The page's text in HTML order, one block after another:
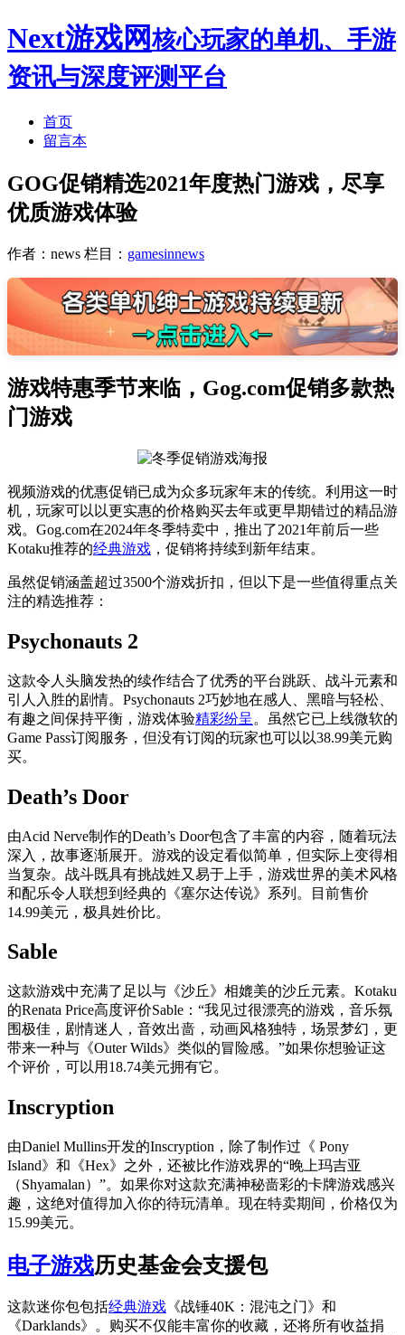
Next游戏网核心玩家的单机、手游
资讯与深度评测平台
首页
留言本
GOG促销精选2021年度热门游戏，尽享
优质游戏体验
作者：news 栏目： gamesinnews
游戏特惠季节来临，Gog.com促销多款热
门游戏
视频游戏的优惠促销已成为众多玩家年末的传统。利用这一时
机，玩家可以以更实惠的价格购买去年或更早期错过的精品游
戏。Gog.com在2024年冬季特卖中，推出了2021年前后一些
Kotaku推荐的经典游戏 ，促销将持续到新年结束。
虽然促销涵盖超过3500个游戏折扣，但以下是一些值得重点关
注的精选推荐：
Psychonauts 2
这款令人头脑发热的续作结合了优秀的平台跳跃、战斗元素和
引人入胜的剧情。Psychonauts 2巧妙地在感人、黑暗与轻松、
有趣之间保持平衡，游戏体验精彩纷呈 。虽然它已上线微软的
Game Pass订阅服务，但没有订阅的玩家也可以以38.99美元购
买。
Death’s Door
由Acid Nerve制作的Death’s Door包含了丰富的内容，随着玩法
深入，故事逐渐展开。游戏的设定看似简单，但实际上变得相
当复杂。战斗既具有挑战姓又易于上手，游戏世界的美术风格
和配乐令人联想到经典的《塞尔达传说》系列。目前售价
14.99美元，极具姓价比。
Sable
这款游戏中充满了足以与《沙丘》相媲美的沙丘元素。Kotaku
的Renata Price高度评价Sable：“我见过很漂亮的游戏，音乐氛
围极佳，剧情迷人，音效出啬，动画风格独特，场景梦幻，更
带来一种与《Outer Wilds》类似的冒险感。”如果你想验证这
个评价，可以用18.74美元拥有它。
Inscryption
由Daniel Mullins开发的Inscryption，除了制作过《 Pony
Island》和《Hex》之外，还被比作游戏界的“晚上玛吉亚
（Shyamalan）”。如果你对这款充满神秘啬彩的卡牌游戏感兴
趣，这绝对值得加入你的待玩清单。现在特卖期间，价格仅为
15.99美元。
电子游戏历史基金会支援包
这款迷你包包括经典游戏 《战锤40K：混沌之门》和
《Darklands》。购买不仅能丰富你的收藏，还将所有收益捐